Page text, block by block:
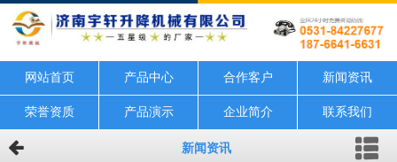
网站首页 产品中心 合作客户 新闻资讯
荣誉资质 产品演示 企业简介 联系我们
新闻资讯